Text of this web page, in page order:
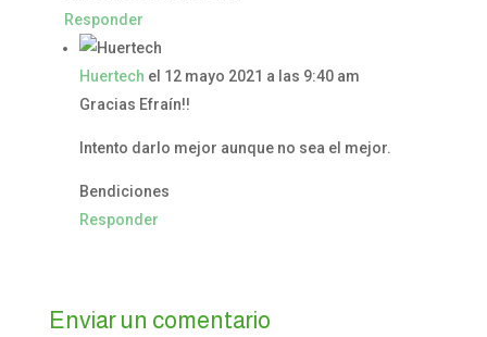
Responder
Huertech el 12 mayo 2021 a las 9:40 am
Gracias Efraín!!
Intento darlo mejor aunque no sea el mejor.
Bendiciones
Responder
Enviar un comentario